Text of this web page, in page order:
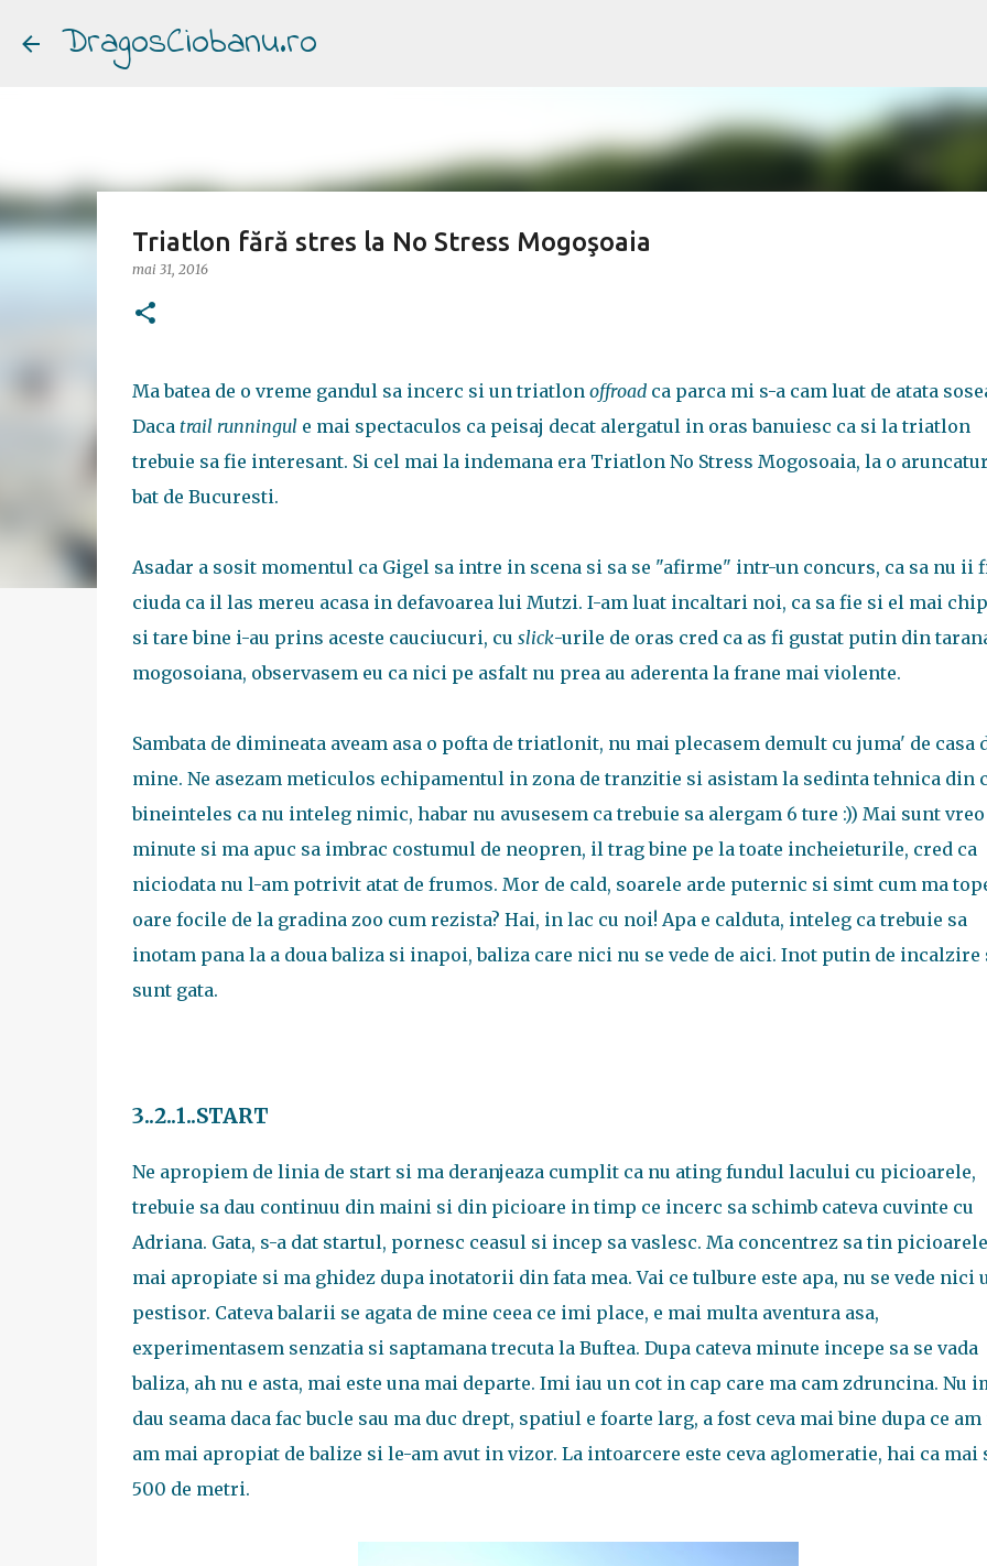
DragosCiobanu.ro
Triatlon fără stres la No Stress Mogoşoaia
mai 31, 2016
Ma batea de o vreme gandul sa incerc si un triatlon offroadca parca mi s-a cam luat de atata
Daca trail runningule mai spectaculos ca peisaj decat alergatul in oras banuiesc ca si la triatlon
trebuie sa fie interesant. Si cel mai la indemana era Triatlon No Stress Mogosoaia, la o
bat de Bucuresti.
Asadar a sosit momentul ca Gigel sa intre in scena si sa se "afirme" intr-un concurs, ca sa nu ii
ciuda ca il las mereu acasa in defavoarea lui Mutzi. I-am luat incaltari noi, ca sa fie si el mai
si tare bine i-au prins aceste cauciucuri, cu slick-urile de oras cred ca as fi gustat putin din
mogosoiana, observasem eu ca nici pe asfalt nu prea au aderenta la frane mai violente.
Sambata de dimineata aveam asa o pofta de triatlonit, nu mai plecasem demult cu juma' de casa
mine. Ne asezam meticulos echipamentul in zona de tranzitie si asistam la sedinta tehnica din
bineinteles ca nu inteleg nimic, habar nu avusesem ca trebuie sa alergam 6 ture :)) Mai sunt vreo
minute si ma apuc sa imbrac costumul de neopren, il trag bine pe la toate incheieturile, cred ca
niciodata nu l-am potrivit atat de frumos. Mor de cald, soarele arde puternic si simt cum ma
oare focile de la gradina zoo cum rezista? Hai, in lac cu noi! Apa e calduta, inteleg ca trebuie sa
inotam pana la a doua baliza si inapoi, baliza care nici nu se vede de aici. Inot putin de incalzire
sunt gata.
3..2..1..START
Ne apropiem de linia de start si ma deranjeaza cumplit ca nu ating fundul lacului cu picioarele,
trebuie sa dau continuu din maini si din picioare in timp ce incerc sa schimb cateva cuvinte cu
Adriana. Gata, s-a dat startul, pornesc ceasul si incep sa vaslesc. Ma concentrez sa tin
mai apropiate si ma ghidez dupa inotatorii din fata mea. Vai ce tulbure este apa, nu se vede nici
pestisor. Cateva balarii se agata de mine ceea ce imi place, e mai multa aventura asa,
experimentasem senzatia si saptamana trecuta la Buftea. Dupa cateva minute incepe sa se vada
baliza, ah nu e asta, mai este una mai departe. Imi iau un cot in cap care ma cam zdruncina. Nu
dau seama daca fac bucle sau ma duc drept, spatiul e foarte larg, a fost ceva mai bine dupa ce am
am mai apropiat de balize si le-am avut in vizor. La intoarcere este ceva aglomeratie, hai ca mai
500 de metri.